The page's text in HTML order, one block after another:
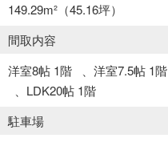
149.29m² （45.16坪）
間取内容
洋室8帖 1階
洋室7.5帖 1階
LDK20帖 1階
駐車場